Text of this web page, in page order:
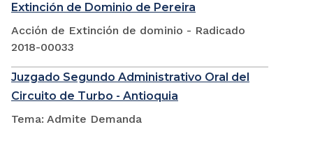
Extinción de Dominio de Pereira
Acción de Extinción de dominio - Radicado
2018-00033
Juzgado Segundo Administrativo Oral del
Circuito de Turbo - Antioquia
Tema: Admite Demanda